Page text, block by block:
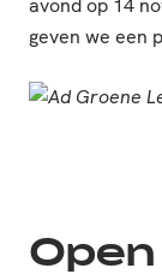
avond op 14
geven we een